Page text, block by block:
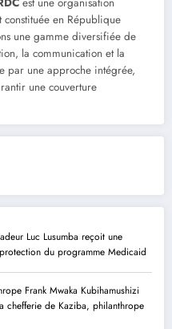
en République
une gamme diversifiée de
la communication et la
par une approche intégrée,
une couverture
Luc Lusumba reçoit une
du programme Medicaid
Frank Mwaka Kubihamushizi
chefferie de Kaziba, philanthrope